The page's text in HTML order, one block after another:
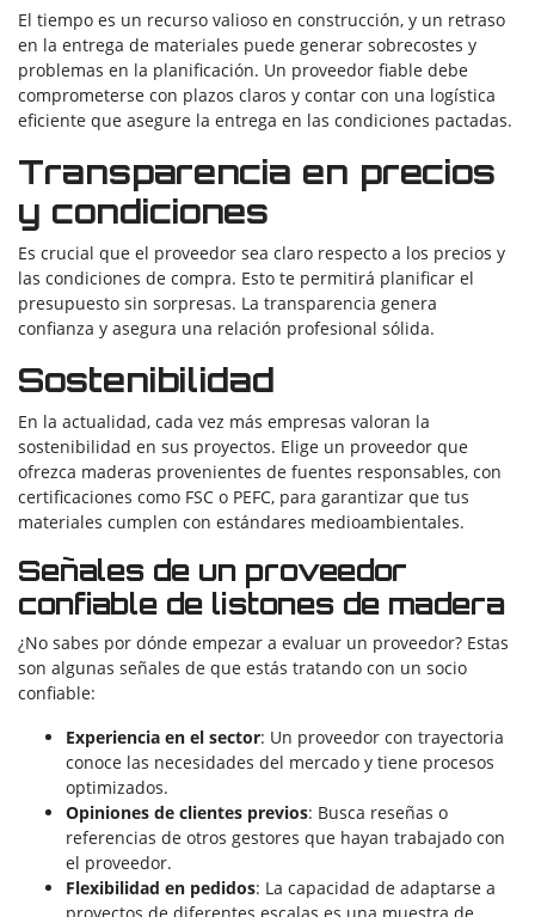
El tiempo es un recurso valioso en construcción, y un retraso
en la entrega de materiales puede generar sobrecostes y
problemas en la planificación. Un proveedor fiable debe
comprometerse con plazos claros y contar con una logística
eficiente que asegure la entrega en las condiciones pactadas.
Transparencia en precios
y condiciones
Es crucial que el proveedor sea claro respecto a los precios y
las condiciones de compra. Esto te permitirá planificar el
presupuesto sin sorpresas. La transparencia genera
confianza y asegura una relación profesional sólida.
Sostenibilidad
En la actualidad, cada vez más empresas valoran la
sostenibilidad en sus proyectos. Elige un proveedor que
ofrezca maderas provenientes de fuentes responsables, con
certificaciones como FSC o PEFC, para garantizar que tus
materiales cumplen con estándares medioambientales.
Señales de un proveedor
confiable de listones de madera
¿No sabes por dónde empezar a evaluar un proveedor? Estas
son algunas señales de que estás tratando con un socio
confiable:
Experiencia en el sector: Un proveedor con trayectoria
conoce las necesidades del mercado y tiene procesos
optimizados.
Opiniones de clientes previos: Busca reseñas o
referencias de otros gestores que hayan trabajado con
el proveedor.
Flexibilidad en pedidos: La capacidad de adaptarse a